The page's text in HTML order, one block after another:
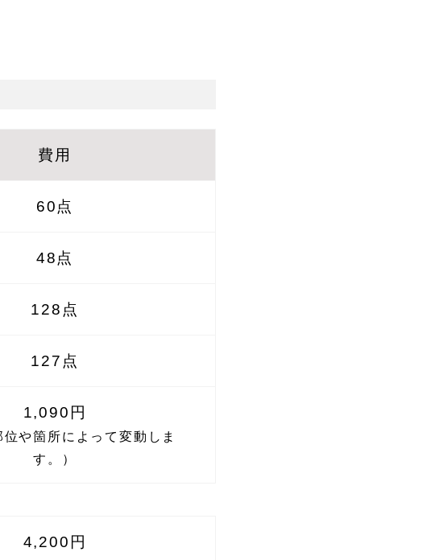
費用
60点
48点
128点
127点
1,090円
位や箇所によって変動しま
す。）
4,200円